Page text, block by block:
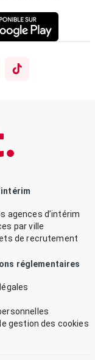
agences d’intérim
par ville
de recrutement
réglementaires
gestion des cookies